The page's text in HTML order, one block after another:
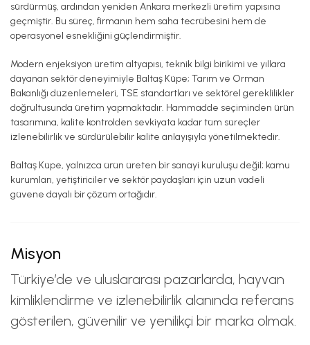
sürdürmüş, ardından yeniden Ankara merkezli üretim yapısına
geçmiştir. Bu süreç, firmanın hem saha tecrübesini hem de
operasyonel esnekliğini güçlendirmiştir.
Modern enjeksiyon üretim altyapısı, teknik bilgi birikimi ve yıllara
dayanan sektör deneyimiyle Baltaş Küpe; Tarım ve Orman
Bakanlığı düzenlemeleri, TSE standartları ve sektörel gereklilikler
doğrultusunda üretim yapmaktadır. Hammadde seçiminden ürün
tasarımına, kalite kontrolden sevkiyata kadar tüm süreçler
izlenebilirlik ve sürdürülebilir kalite anlayışıyla yönetilmektedir.
Baltaş Küpe, yalnızca ürün üreten bir sanayi kuruluşu değil; kamu
kurumları, yetiştiriciler ve sektör paydaşları için uzun vadeli
güvene dayalı bir çözüm ortağıdır.
Misyon
Türkiye’de ve uluslararası pazarlarda, hayvan
kimliklendirme ve izlenebilirlik alanında referans
gösterilen, güvenilir ve yenilikçi bir marka olmak.